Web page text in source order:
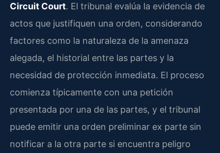
Circuit Court. El tribunal evalúa la evidencia de
actos que justifiquen una orden, considerando
factores como la naturaleza de la amenaza
alegada, el historial entre las partes y la
necesidad de protección inmediata. El proceso
comienza típicamente con una petición
presentada por una de las partes, y el tribunal
puede emitir una orden preliminar ex parte sin
notificar a la otra parte si encuentra peligro